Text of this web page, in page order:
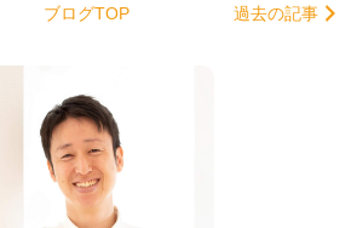
ブログTOP 過去の記事